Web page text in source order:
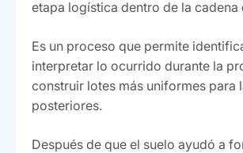
etapa logística dentro de la cadena
Es un proceso que permite
interpretar lo ocurrido durante la
construir lotes más uniformes para
posteriores.
Después de que el suelo ayudó a